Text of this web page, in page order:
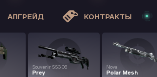
АПГРЕЙД КОНТРАКТЫ
Souvenir SSG 08
Prey
Nova
Polar Mesh